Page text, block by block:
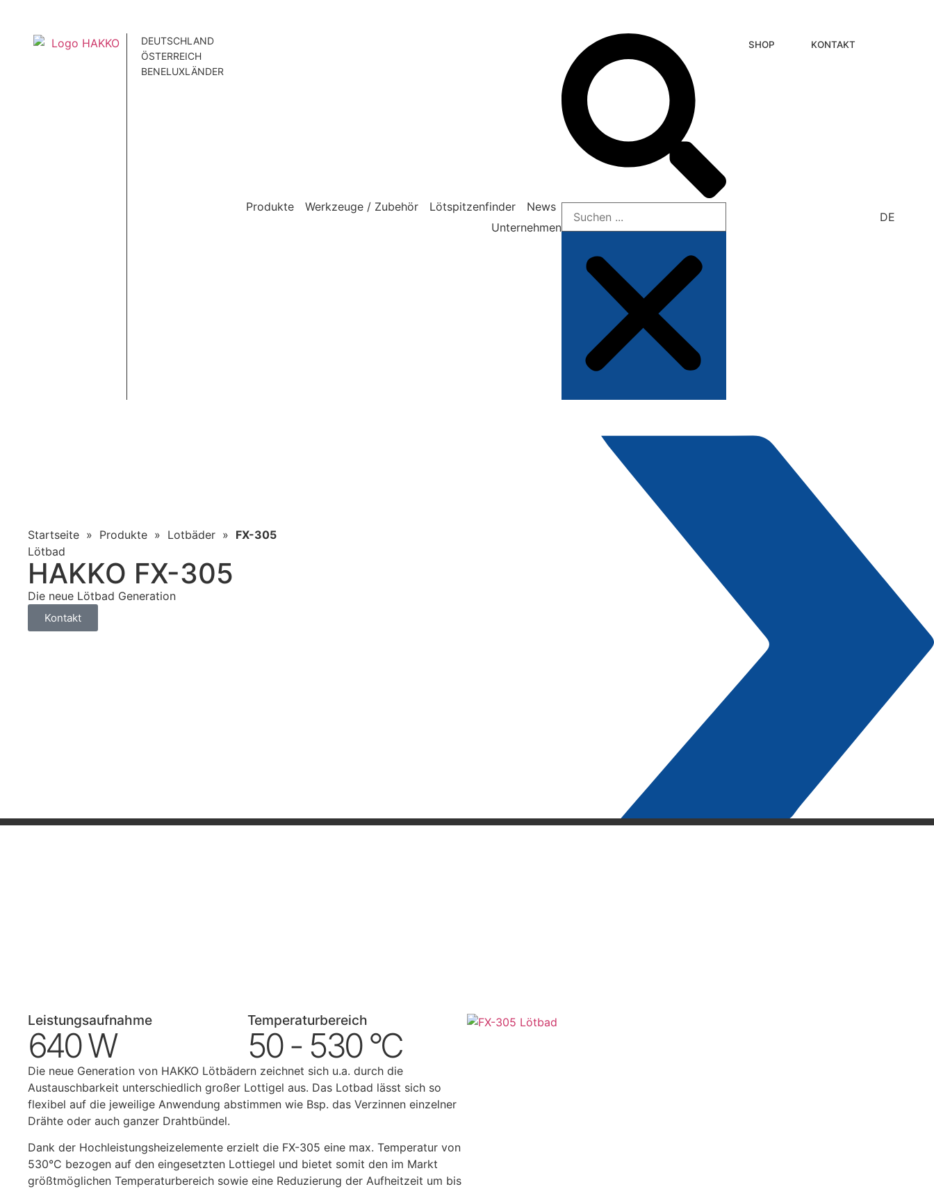
DEUTSCHLAND
ÖSTERREICH
BENELUXLÄNDER
Produkte Werkzeuge / Zubehör Lötspitzenfinder
News
Unternehmen
SHOP KONTAKT
DE
Startseite » Produkte » Lotbäder » FX-305
Lötbad
HAKKO FX-305
Die neue Lötbad Generation
Kontakt
Leistungsaufnahme
640 W
Temperaturbereich
50 - 530 °C
Die neue Generation von HAKKO Lötbädern zeichnet sich u.a. durch die
Austauschbarkeit unterschiedlich großer Lottigel aus. Das Lotbad lässt sich so
flexibel auf die jeweilige Anwendung abstimmen wie Bsp. das Verzinnen einzelner
Drähte oder auch ganzer Drahtbündel.
Dank der Hochleistungsheizelemente erzielt die FX-305 eine max. Temperatur von
530°C bezogen auf den eingesetzten Lottiegel und bietet somit den im Markt
größtmöglichen Temperaturbereich sowie eine Reduzierung der Aufheitzeit um bis